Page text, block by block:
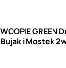
WOOPIE GREEN
Bujak i Mostek